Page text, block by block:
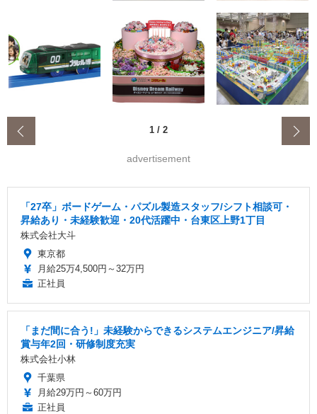
1 / 2
advertisement
「27卒」ボードゲーム・パズル製造スタッフ/シフト相談可・
昇給あり・未経験歓迎・20代活躍中・台東区上野1丁目
株式会社大斗
東京都
月給25万4,500円～32万円
正社員
「まだ間に合う!」未経験からできるシステムエンジニア/昇給
賞与年2回・研修制度充実
株式会社小林
千葉県
月給29万円～60万円
正社員